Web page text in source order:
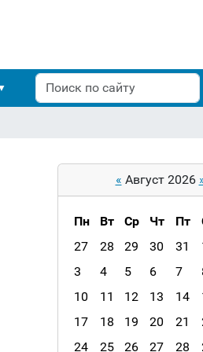
Поиск
Расширенный
поиск
« Август 2026
m
n
h
Пн Вт Ср Чт Пт
27
28 29 30 31
3
4 5 6 7
10
11 12 13 14
17
18 19 20 21
24
25 26 27 28